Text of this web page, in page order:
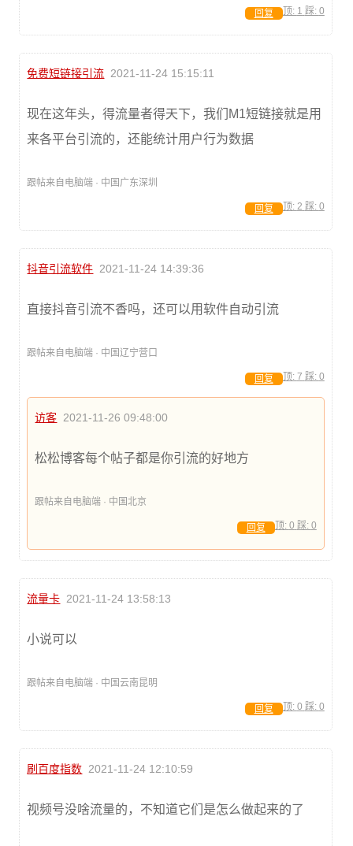
顶: 1 踩: 0
回复
免费短链接引流 2021-11-24 15:15:11
现在这年头，得流量者得天下，我们M1短链接就是用
来各平台引流的，还能统计用户行为数据
跟帖来自电脑端 · 中国广东深圳
顶: 2 踩: 0
回复
抖音引流软件 2021-11-24 14:39:36
直接抖音引流不香吗，还可以用软件自动引流
跟帖来自电脑端 · 中国辽宁营口
顶: 7 踩: 0
回复
访客 2021-11-26 09:48:00
松松博客每个帖子都是你引流的好地方
跟帖来自电脑端 · 中国北京
顶: 0 踩: 0
回复
流量卡 2021-11-24 13:58:13
小说可以
跟帖来自电脑端 · 中国云南昆明
顶: 0 踩: 0
回复
刷百度指数 2021-11-24 12:10:59
视频号没啥流量的，不知道它们是怎么做起来的了